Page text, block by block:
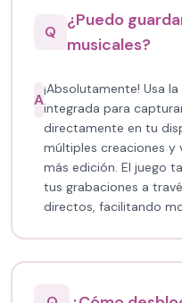
Q
¿Puedo
musicales?
A
¡Absolutamente! Usa
integrada para
directamente en tu
múltiples creaciones y
más edición. El juego
tus grabaciones a
directos, facilitando